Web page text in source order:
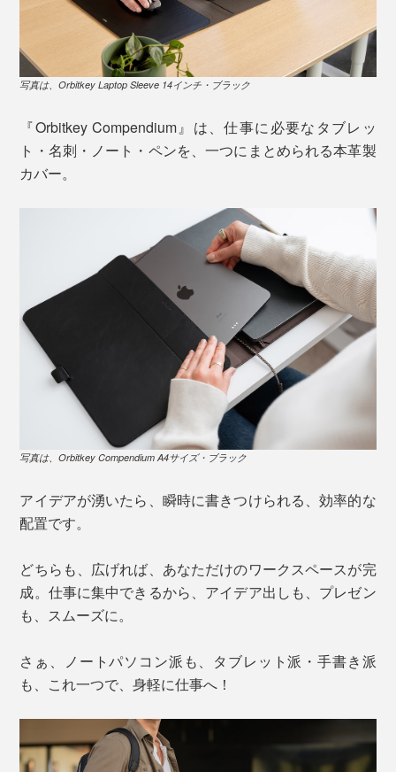
写真は、Orbitkey Laptop Sleeve 14インチ・ブラック
『Orbitkey Compendium』は、仕事に必要なタブレッ
ト・名刺・ノート・ペンを、一つにまとめられる本革製
カバー。
写真は、Orbitkey Compendium A4サイズ・ブラック
アイデアが湧いたら、瞬時に書きつけられる、効率的な
配置です。
どちらも、広げれば、あなただけのワークスペースが完
成。仕事に集中できるから、アイデア出しも、プレゼン
も、スムーズに。
さぁ、ノートパソコン派も、タブレット派・手書き派
も、これ一つで、身軽に仕事へ！